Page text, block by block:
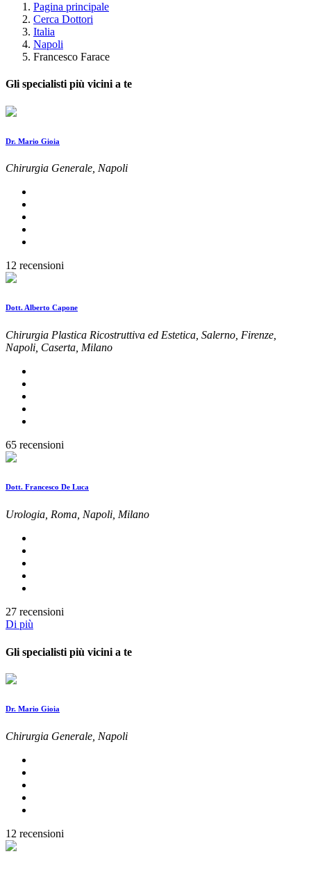
Pagina principale
Cerca Dottori
Italia
Napoli
Francesco Farace
Gli specialisti più vicini a te
Dr. Mario Gioia
Chirurgia Generale, Napoli
12 recensioni
Dott. Alberto Capone
Chirurgia Plastica Ricostruttiva ed Estetica, Salerno, Firenze,
Napoli, Caserta, Milano
65 recensioni
Dott. Francesco De Luca
Urologia, Roma, Napoli, Milano
27 recensioni
Di più
Gli specialisti più vicini a te
Dr. Mario Gioia
Chirurgia Generale, Napoli
12 recensioni